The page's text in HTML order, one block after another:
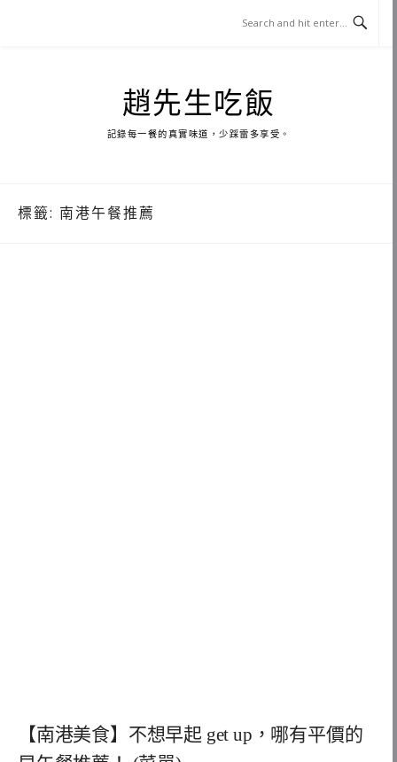
趙先生吃飯
記錄每一餐的真實味道，少踩雷多享受。
標籤: 南港午餐推薦
【南港美食】不想早起 get up，哪有平價的